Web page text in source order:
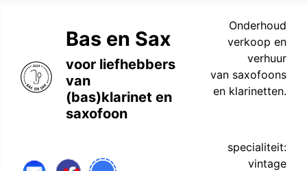
Bas en Sax
voor liefhebbers
van
(bas)klarinet en
saxofoon
Onderhoud
verkoop en
verhuur
van saxofoons
en klarinetten.
specialiteit:
vintage